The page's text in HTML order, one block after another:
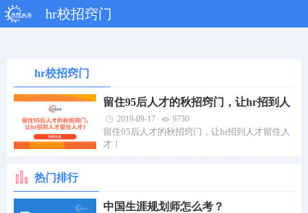
hr校招窍门
hr校招窍门
留住95后人才的秋招窍门，让hr招到人
才留住人才！
2019-09-17 9730
留住95后人才的秋招窍门，让hr招到人才留住人
才！
热门排行
中国生涯规划师怎么考？